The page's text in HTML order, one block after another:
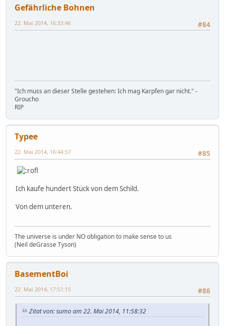
Gefährliche Bohnen
#84
22. Mai 2014, 16:33:46
"Ich muss an dieser Stelle gestehen: Ich mag Karpfen gar nicht." -
Groucho
RIP
Typee
#85
22. Mai 2014, 16:44:57
Ich kaufe hundert Stück von dem Schild.
Von dem unteren.
The universe is under NO obligation to make sense to us
(Neil deGrasse Tyson)
BasementBoi
#86
22. Mai 2014, 17:51:15
Zitat von: sumo am 22. Mai 2014, 11:58:32